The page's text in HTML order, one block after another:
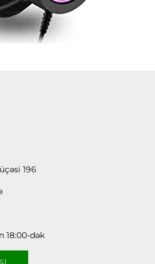
196
18:00-dək